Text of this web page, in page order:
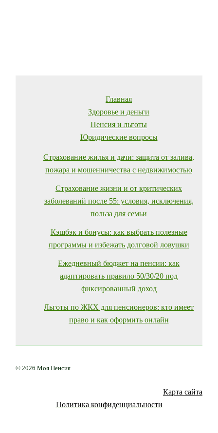
Главная
Здоровье и деньги
Пенсия и льготы
Юридические вопросы
Страхование жилья и дачи: защита от залива,
пожара и мошенничества с недвижимостью
Страхование жизни и от критических
заболеваний после 55: условия, исключения,
польза для семьи
Кэшбэк и бонусы: как выбрать полезные
программы и избежать долговой ловушки
Ежедневный бюджет на пенсии: как
адаптировать правило 50/30/20 под
фиксированный доход
Льготы по ЖКХ для пенсионеров: кто имеет
право и как оформить онлайн
© 2026 Моя Пенсия
Карта сайта
Политика конфиденциальности